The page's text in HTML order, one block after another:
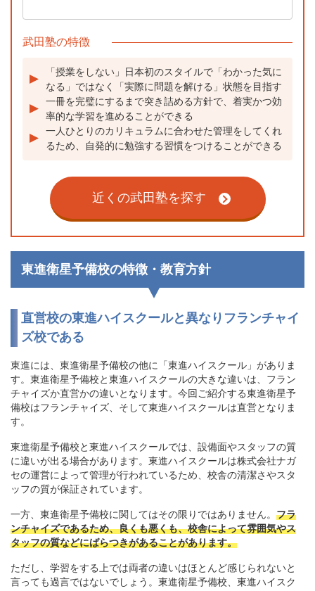
武田塾の特徴
「授業をしない」日本初のスタイルで「わかった気に
なる」ではなく「実際に問題を解ける」状態を目指す
一冊を完璧にするまで突き詰める方針で、着実かつ効
率的な学習を進めることができる
一人ひとりのカリキュラムに合わせた管理をしてくれ
るため、自発的に勉強する習慣をつけることができる
近くの武田塾を探す
東進衛星予備校の特徴・教育方針
直営校の東進ハイスクールと異なりフランチャイ
ズ校である
東進には、東進衛星予備校の他に「東進ハイスクール」がありま
す。東進衛星予備校と東進ハイスクールの大きな違いは、フラン
チャイズか直営かの違いとなります。今回ご紹介する東進衛星予
備校はフランチャイズ、そして東進ハイスクールは直営となりま
す。
東進衛星予備校と東進ハイスクールでは、設備面やスタッフの質
に違いが出る場合があります。東進ハイスクールは株式会社ナガ
セの運営によって管理が行われているため、校舎の清潔さやスタ
ッフの質が保証されています。
一方、東進衛星予備校に関してはその限りではありません。 フラ
ンチャイズであるため、良くも悪くも、校舎によって雰囲気やス
タッフの質などにばらつきがあることがあります。
ただし、学習をする上では両者の違いはほとんど感じられないと
言っても過言ではないでしょう。東進衛星予備校、東進ハイスク